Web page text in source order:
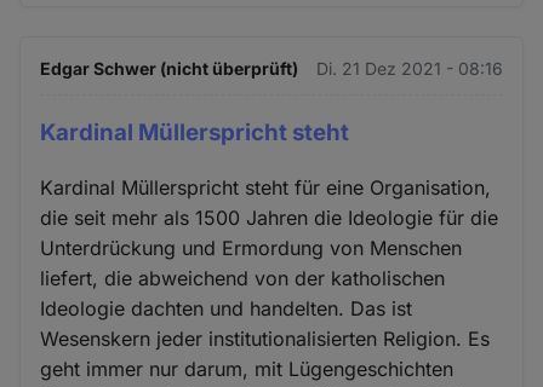
Edgar Schwer (nicht überprüft) Di. 21 Dez 2021 - 08:16
Kardinal Müllerspricht steht
Kardinal Müllerspricht steht für eine Organisation,
die seit mehr als 1500 Jahren die Ideologie für die
Unterdrückung und Ermordung von Menschen
liefert, die abweichend von der katholischen
Ideologie dachten und handelten. Das ist
Wesenskern jeder institutionalisierten Religion. Es
geht immer nur darum, mit Lügengeschichten